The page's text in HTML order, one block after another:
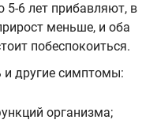
5-6 лет прибавляют, в
меньше, и оба
побеспокоиться.
и другие симптомы:
организма;